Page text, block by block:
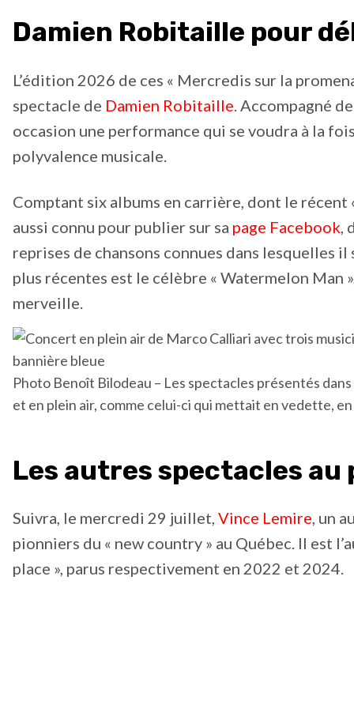
Damien Robitaille pour
L’édition 2026 de ces « Mercredis sur la
spectacle de Damien Robitaille. Accompagné
occasion une performance qui se voudra à la
polyvalence musicale.
Comptant six albums en carrière, dont le
aussi connu pour publier sur sa page Facebook
reprises de chansons connues dans lesquelles
plus récentes est le célèbre « Watermelon Man
merveille.
Photo Benoît Bilodeau – Les spectacles présentés
et en plein air, comme celui-ci qui mettait en vedette,
Les autres spectacles au
Suivra, le mercredi 29 juillet, Vince Lemire, un
pionniers du « new country » au Québec. Il est
place », parus respectivement en 2022 et 2024.